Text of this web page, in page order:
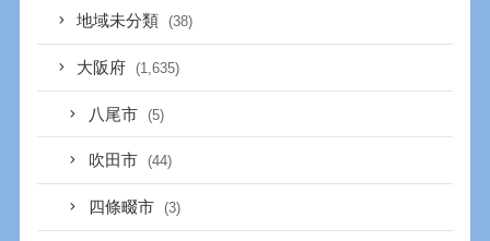
地域未分類 (38)
大阪府 (1,635)
八尾市 (5)
吹田市 (44)
四條畷市 (3)